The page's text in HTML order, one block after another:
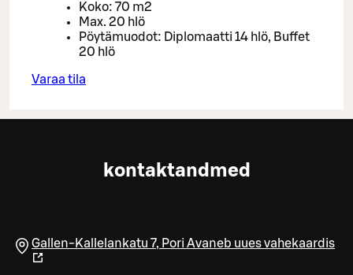
Koko: 70 m2
Max. 20 hlö
Pöytämuodot: Diplomaatti 14 hlö, Buffet
20 hlö
Varaa tila
kontaktandmed
Gallen-Kallelankatu 7, Pori Avaneb uues vahekaardis